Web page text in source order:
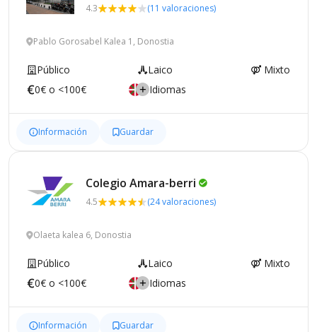
4.3 (11 valoraciones)
Pablo Gorosabel Kalea 1, Donostia
Público Laico
Mixto
0€ o <100€
Idiomas
Información Guardar
Colegio Amara-berri
4.5 (24 valoraciones)
Olaeta kalea 6, Donostia
Público Laico
Mixto
0€ o <100€
Idiomas
Información Guardar